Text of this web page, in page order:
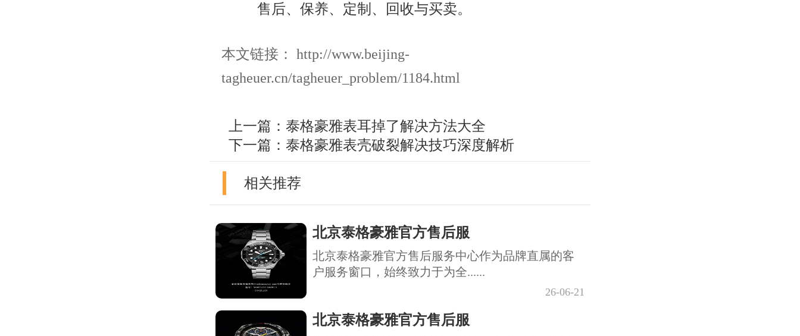
本文链接： http://www.beijing-
tagheuer.cn/tagheuer_problem/1184.html
上一篇： 泰格豪雅表耳掉了解决方法大全
下一篇： 泰格豪雅表壳破裂解决技巧深度解析
相关推荐
北京泰格豪雅官方售后服
北京泰格豪雅官方售后服务中心作为品牌直属的客
户服务窗口，始终致力于为全......
26-06-21
北京泰格豪雅官方售后服